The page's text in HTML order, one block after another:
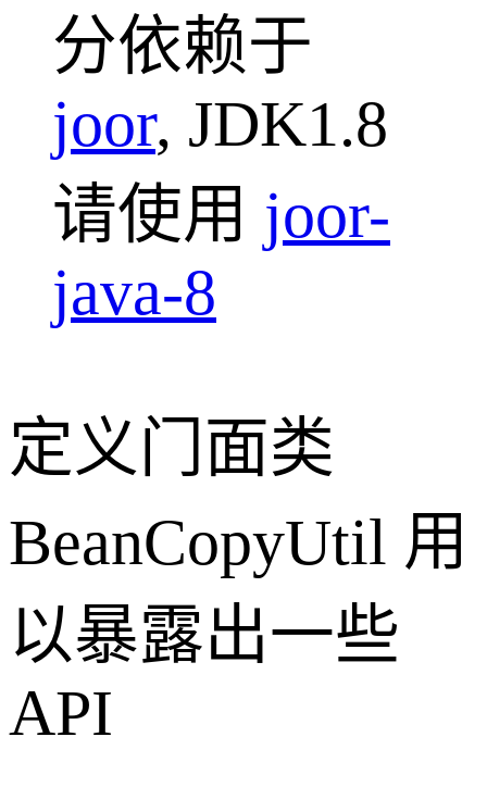
分依赖于
joor, JDK1.8
请使用 joor-
java-8
定义门面类
BeanCopyUtil 用
以暴露出一些
API